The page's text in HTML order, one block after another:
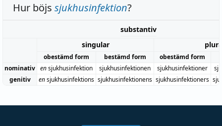
Hur böjs sjukhusinfektion?
substantiv
singular
obestämd form bestämd form obestämd form
nominativ ensjukhusinfektion sjukhusinfektionen sjukhusinfektioner
genitiv
ensjukhusinfektions sjukhusinfektionens sjukhusinfektioners